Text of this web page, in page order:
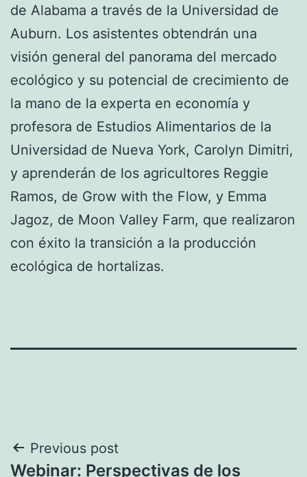
de Alabama a través de la Universidad de
Auburn. Los asistentes obtendrán una
visión general del panorama del mercado
ecológico y su potencial de crecimiento de
la mano de la experta en economía y
profesora de Estudios Alimentarios de la
Universidad de Nueva York, Carolyn Dimitri,
y aprenderán de los agricultores Reggie
Ramos, de Grow with the Flow, y Emma
Jagoz, de Moon Valley Farm, que realizaron
con éxito la transición a la producción
ecológica de hortalizas.
Navegación
Previous post
Webinar: Perspectivas de los